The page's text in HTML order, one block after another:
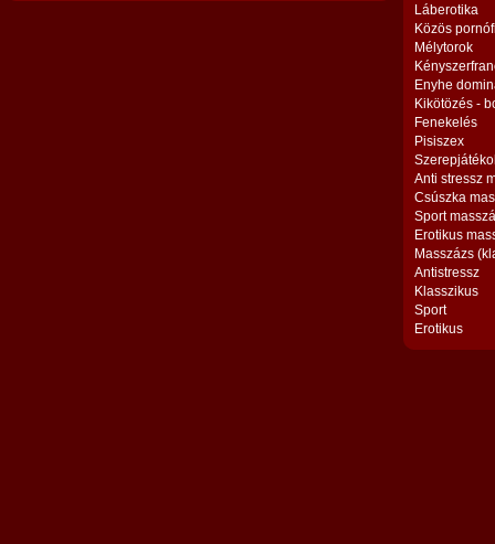
Láberotika
Közös
Mélytorok
Enyhe
Kikötözés -
Fenekelés
Pisiszex
Anti stressz
Csúszka
Sport
Erotikus
Masszázs
Antistressz
Klasszikus
Sport
Erotikus